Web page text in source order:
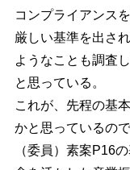
コンプライアンス
厳しい基準を出さ
ようなことも調査
と思っている。
これが、先程の基
かと思っているの
（委員）素案P16